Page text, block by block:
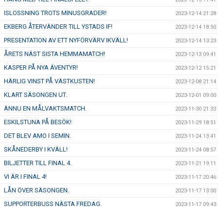
ISLOSSNING TROTS MINUSGRADER! 2023-12-14 21:28
EKBERG ÅTERVÄNDER TILL YSTADS IF! 2023-12-14 18:50
PRESENTATION AV ETT NYFÖRVÄRV IKVÄLL! 2023-12-14 13:23
ÅRETS NÄST SISTA HEMMAMATCH! 2023-12-13 09:41
KASPER PÅ NYA ÄVENTYR! 2023-12-12 15:21
HÄRLIG VINST PÅ VÄSTKUSTEN! 2023-12-08 21:14
KLART SÄSONGEN UT. 2023-12-01 09:00
ÄNNU EN MÅLVAKTSMATCH. 2023-11-30 21:33
ESKILSTUNA PÅ BESÖK! 2023-11-29 18:51
DET BLEV AMO I SEMIN. 2023-11-24 13:41
SKÅNEDERBY I KVÄLL! 2023-11-24 08:57
BILJETTER TILL FINAL 4. 2023-11-21 19:11
VI ÄR I FINAL 4! 2023-11-17 20:46
LÅN ÖVER SÄSONGEN. 2023-11-17 13:00
SUPPORTERBUSS NÄSTA FREDAG. 2023-11-17 09:43